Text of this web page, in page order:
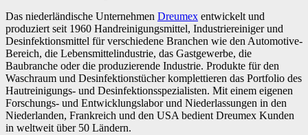
Das niederländische Unternehmen Dreumex entwickelt und
produziert seit 1960 Handreinigungsmittel, Industriereiniger und
Desinfektionsmittel für verschiedene Branchen wie den Automotive-
Bereich, die Lebensmittelindustrie, das Gastgewerbe, die
Baubranche oder die produzierende Industrie. Produkte für den
Waschraum und Desinfektionstücher komplettieren das Portfolio des
Hautreinigungs- und Desinfektionsspezialisten. Mit einem eigenen
Forschungs- und Entwicklungslabor und Niederlassungen in den
Niederlanden, Frankreich und den USA bedient Dreumex Kunden
in weltweit über 50 Ländern.